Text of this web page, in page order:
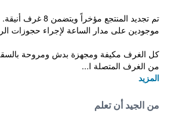
تم تجديد المنتجع مؤخراً
موجودين على مدار الساعة لإجراء حجوزات
كل الغرف مكيفة ومجهزة بدش ومروحة
من الغرف المتصلة ا...
المزيد
من الجيد أن تعلم